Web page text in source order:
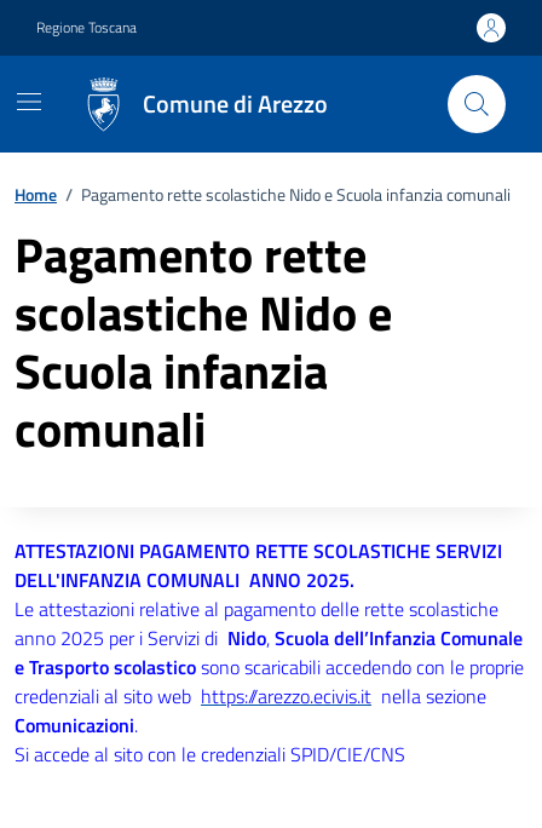
Regione Toscana
Comune di Arezzo
Home / Pagamento rette scolastiche Nido e Scuola infanzia comunali
Pagamento rette
scolastiche Nido e
Scuola infanzia
comunali
Descrizione completa
ATTESTAZIONI PAGAMENTO RETTE SCOLASTICHE SERVIZI
DELL'INFANZIA COMUNALI ANNO 2025.
Le attestazioni relative al pagamento delle rette scolastiche
anno 2025 per i Servizi di Nido,Scuola dell’Infanzia Comunale
e Trasporto scolasticosono scaricabili accedendo con le proprie
credenziali al sito web https://arezzo.ecivis.it nella sezione
Comunicazioni.
Si accede al sito con le credenziali SPID/CIE/CNS